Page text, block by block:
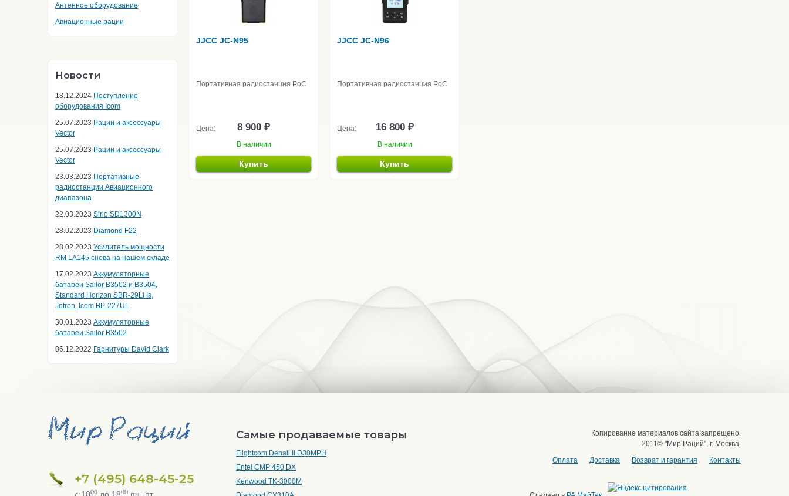
Антенное оборудование
Авиационные рации
Новости
18.12.2024 Поступление
оборудования Icom
25.07.2023 Рации и аксессуары
Vector
25.07.2023 Рации и аксессуары
Vector
23.03.2023 Портативные
радиостанции Авиационного
диапазона
22.03.2023 Sirio SD1300N
28.02.2023 Diamond F22
28.02.2023 Усилитель мощности
RM LA145 снова на нашем складе
17.02.2023 Аккумуляторные
батареи Sailor B3502 и B3504,
Standard Horizon SBR-29Li Is,
Jotron, Icom BP-227UL
30.01.2023 Аккумуляторные
батареи Sailor B3502
06.12.2022 Гарнитуры David Clark
JJCC JC-N95
Портативная радиостанция PoC
Цена: 8 900 ₽
В наличии
Купить
JJCC JC-N96
Портативная радиостанция PoC
Цена: 16 800 ₽
В наличии
Купить
+7 (495) 648-45-25
00 00
Самые продаваемые товары
Flightcom Denali II D30MPH
Entel CMP 450 DX
Kenwood TK-3000M
Копирование материалов сайта запрещено.
2011© "Мир Раций", г. Москва.
Оплата
Доставка Возврат и гарантия Контакты